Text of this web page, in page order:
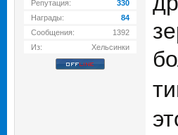
Репутация:
330
Награды:
84
Сообщения:
1392
Из:
Хельсинки